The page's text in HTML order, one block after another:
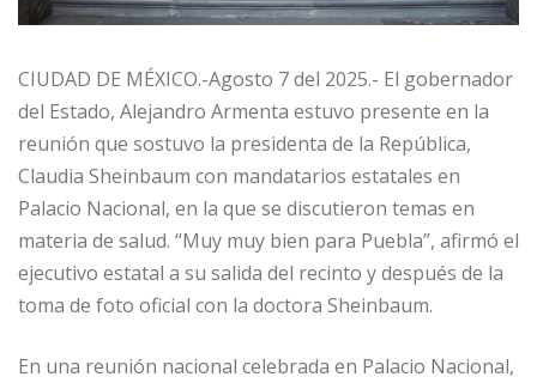
CIUDAD DE MÉXICO.-Agosto 7 del 2025.- El gobernador
del Estado, Alejandro Armenta estuvo presente en la
reunión que sostuvo la presidenta de la República,
Claudia Sheinbaum con mandatarios estatales en
Palacio Nacional, en la que se discutieron temas en
materia de salud. “Muy muy bien para Puebla”, afirmó el
ejecutivo estatal a su salida del recinto y después de la
toma de foto oficial con la doctora Sheinbaum.
En una reunión nacional celebrada en Palacio Nacional,